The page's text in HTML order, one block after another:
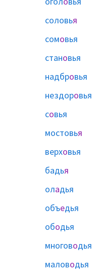
соловья
сомовья
становья
надбровья
нездоровья
совья
мостовья
верховья
бадья
оладья
объедья
ободья
многоводья
маловодья